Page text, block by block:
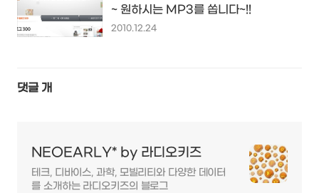
~ 원하시는 MP3를 쏩니다~!!
2010.12.24
댓글 개
NEOEARLY* by 라디오키즈
테크, 디바이스, 과학, 모빌리티와 다양한 데이터
를 소개하는 라디오키즈의 블로그